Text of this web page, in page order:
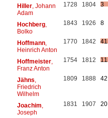
Hiller, Johann
Adam
1728 1804 3
Hochberg,
Bolko
1843 1926 8
Hoffmann,
Heinrich Anton
1770 1842 41
Hoffmeister,
Franz Anton
1754 1812 11
Jähns
Friedrich
Wilhelm
1809 1888 42
Joachim
Joseph
1831 1907 20